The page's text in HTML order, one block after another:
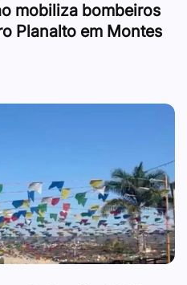
mobiliza bombeiros
Planalto em Montes